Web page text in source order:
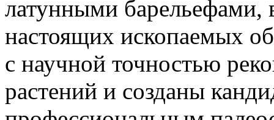
латунными
настоящих ископаемых
с научной точностью
растений и созданы